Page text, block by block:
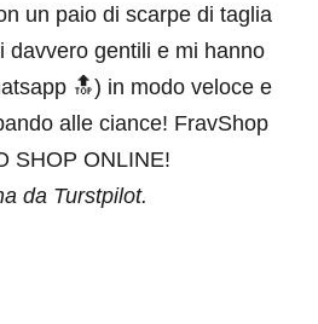
un paio di scarpe di taglia
davvero gentili e mi hanno
🔝) in modo veloce e
alle ciance! FravShop
SHOP ONLINE!
da Turstpilot.